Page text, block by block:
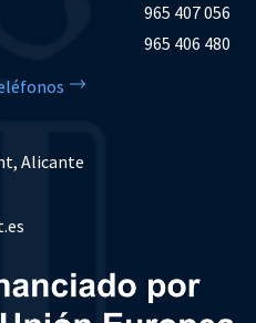
965 407 056
965 406 480
Alicante